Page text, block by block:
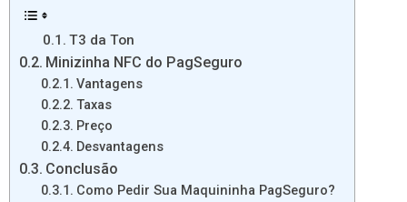
T3 da Ton
Minizinha NFC do PagSeguro
Vantagens
Taxas
Preço
Desvantagens
Conclusão
Como Pedir Sua Maquininha PagSeguro?